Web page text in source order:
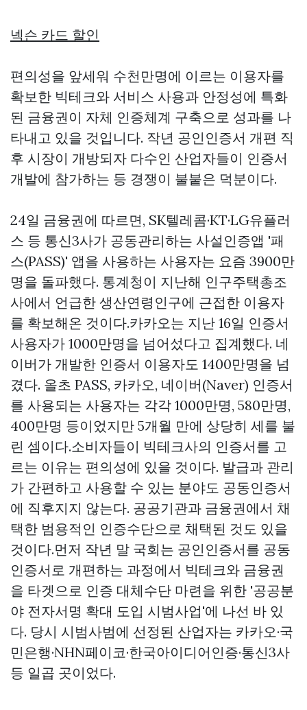
넥슨 카드 할인
편의성을 앞세워 수천만명에 이르는 이용자를
확보한 빅테크와 서비스 사용과 안정성에 특화
된 금융권이 자체 인증체계 구축으로 성과를 나
타내고 있을 것입니다. 작년 공인인증서 개편 직
후 시장이 개방되자 다수인 산업자들이 인증서
개발에 참가하는 등 경쟁이 불붙은 덕분이다.
24일 금융권에 따르면, SK텔레콤·KT·LG유플러
스 등 통신3사가 공동관리하는 사설인증앱 '패
스(PASS)' 앱을 사용하는 사용자는 요즘 3900만
명을 돌파했다. 통계청이 지난해 인구주택총조
사에서 언급한 생산연령인구에 근접한 이용자
를 확보해온 것이다.카카오는 지난 16일 인증서
사용자가 1000만명을 넘어섰다고 집계했다. 네
이버가 개발한 인증서 이용자도 1400만명을 넘
겼다. 올초 PASS, 카카오, 네이버(Naver) 인증서
를 사용되는 사용자는 각각 1000만명, 580만명,
400만명 등이었지만 5개월 만에 상당히 세를 불
린 셈이다.소비자들이 빅테크사의 인증서를 고
르는 이유는 편의성에 있을 것이다. 발급과 관리
가 간편하고 사용할 수 있는 분야도 공동인증서
에 직후지지 않는다. 공공기관과 금융권에서 채
택한 범용적인 인증수단으로 채택된 것도 있을
것이다.먼저 작년 말 국회는 공인인증서를 공동
인증서로 개편하는 과정에서 빅테크와 금융권
을 타겟으로 인증 대체수단 마련을 위한 '공공분
야 전자서명 확대 도입 시범사업'에 나선 바 있
다. 당시 시범사범에 선정된 산업자는 카카오·국
민은행·NHN페이코·한국아이디어인증·통신3사
등 일곱 곳이었다.